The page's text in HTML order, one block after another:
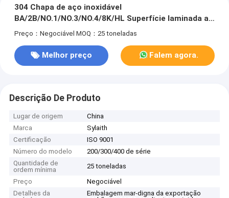
304 Chapa de aço inoxidável
BA/2B/NO.1/NO.3/NO.4/8K/HL Superfície laminada a
frio/a quente 1000-2000 mm Largura 2000-6000 mm
Preço：Negociável MOQ：25 toneladas
Melhor preço Falem agora.
Descrição De Produto
Lugar de origem
China
Marca
Sylaith
Certificação
ISO 9001
Número do modelo
200/300/400 de série
Quantidade de
ordem mínima
25 toneladas
Preço
Negociável
Detalhes da
Embalagem mar-digna da exportação